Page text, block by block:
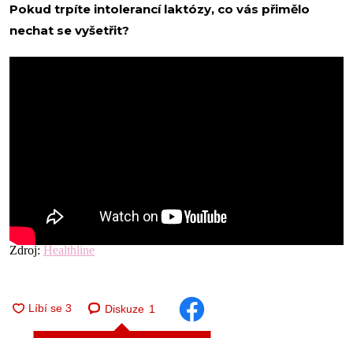
Pokud trpíte intolerancí laktózy, co vás přimělo
nechat se vyšetřit?
Zdroj: Healthline
Diskuze 1